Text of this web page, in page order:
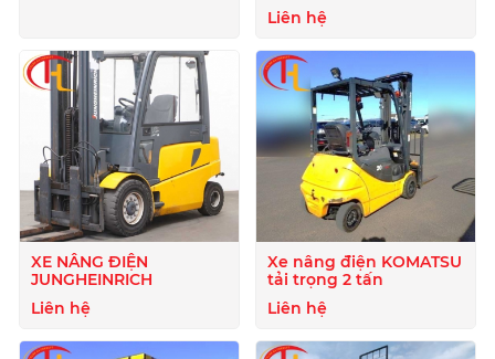
năng xoay sở linh hoạt, độ
công nghệ an toàn SAS độc
quyền của Toyota.
Liên hệ
XE NÂNG ĐIỆN
JUNGHEINRICH
Liên hệ
Xe nâng điện KOMATSU
tải trọng 2 tấn
Liên hệ